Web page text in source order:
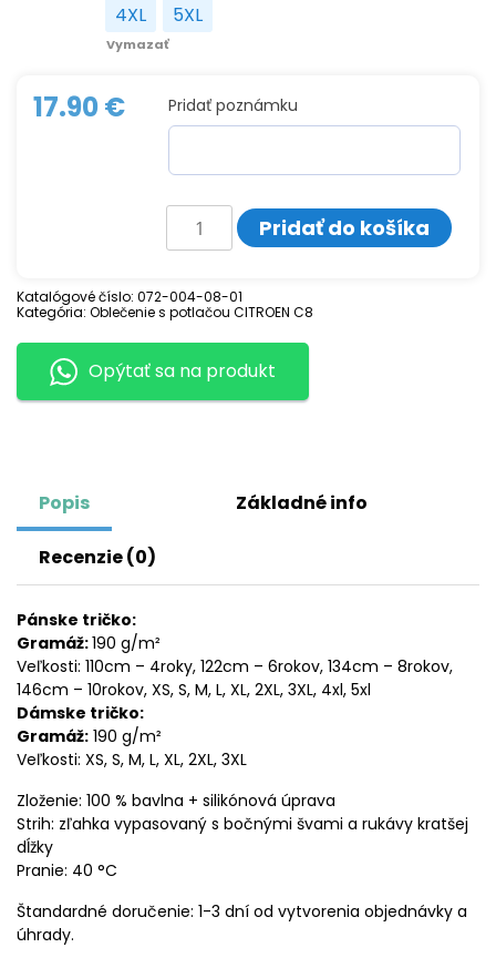
4XL
4XL 5XL
5XL
Vymazať
17.90€ Pridať poznámku
množstvo
Tričko
s
CITROEN
C8
G1
Pridať do košíka
Katalógové číslo: 072-004-08-01
Kategória: Oblečenie s potlačou CITROEN C8
Opýtať sa na produkt
Popis Základné info
Recenzie (0)
Pánske tričko:
Gramáž:190 g/m²
Veľkosti: 110cm – 4roky, 122cm – 6rokov, 134cm – 8rokov,
146cm – 10rokov, XS, S, M, L, XL, 2XL, 3XL, 4xl, 5xl
Dámske tričko:
Gramáž: 190 g/m²
Veľkosti: XS, S, M, L, XL, 2XL, 3XL
Zloženie: 100 % bavlna + silikónová úprava
Strih: zľahka vypasovaný s bočnými švami a rukávy kratšej
dĺžky
Pranie: 40 °C
Štandardné doručenie: 1-3 dní od vytvorenia objednávky a
úhrady.